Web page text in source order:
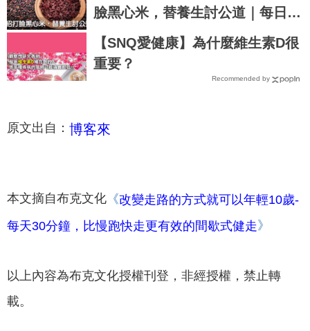
臉黑心米，替養生討公道｜每日健
康 Health
【SNQ愛健康】為什麼維生素D很
重要？
Recommended by
原文出自： 博客來
本文摘自布克文化 《改變走路的方式就可以年輕10歲-
每天30分鐘，比慢跑快走更有效的間歇式健走》
以上內容為布克文化授權刊登，非經授權，禁止轉
載。